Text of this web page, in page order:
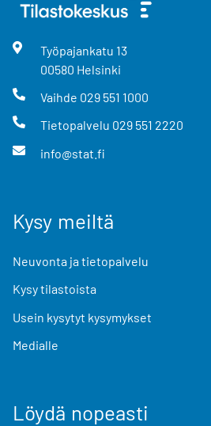
Työpajankatu 13
00580 Helsinki
Vaihde 029 551 1000
Tietopalvelu 029 551 2220
info@stat.fi
Kysy meiltä
Neuvonta ja tietopalvelu
Kysy tilastoista
Usein kysytyt kysymykset
Medialle
Löydä nopeasti